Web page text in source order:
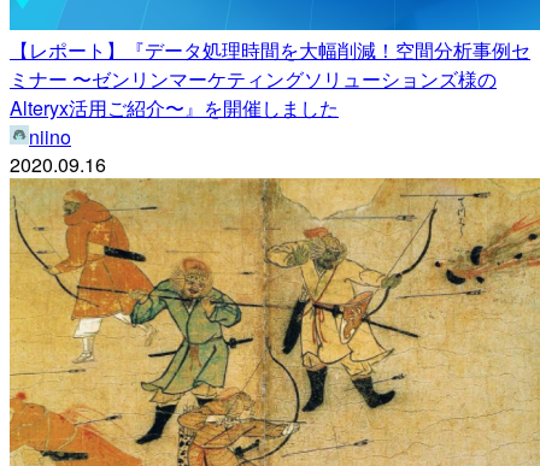
【レポート】『データ処理時間を大幅削減！空間分析事例セ
ミナー 〜ゼンリンマーケティングソリューションズ様の
Alteryx活用ご紹介〜』を開催しました
niino
2020.09.16